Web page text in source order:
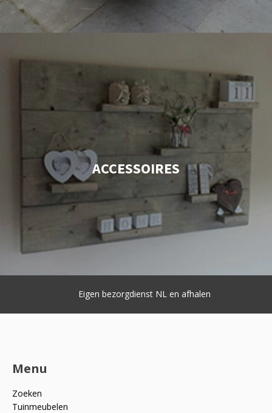
ACCESSOIRES
Eigen bezorgdienst NL en afhalen
Menu
Zoeken
Tuinmeubelen